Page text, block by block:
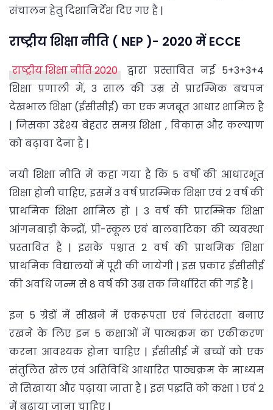
संचालन हेतु दिशानिर्देश दिए गए हैं |
राष्ट्रीय शिक्षा नीति ( NEP )- 2020 में ECCE
राष्ट्रीय शिक्षा नीति 2020
द्वारा प्रस्तावित नई 5+3+3+4
शिक्षा प्रणाली में, 3 साल की उम्र से प्रारम्भिक बचपन
देखभाल शिक्षा (ईसीसीई) का एक मजबूत आधार शामिल है
| जिसका उद्देश्य बेहतर समग्र शिक्षा , विकास और कल्याण
को बढ़ावा देना है |
नयी शिक्षा नीति में कहा गया है कि 5 वर्षों की आधारभूत
शिक्षा होनी चाहिए, इसमें 3 वर्ष प्रारम्भिक शिक्षा एवं 2 वर्ष की
प्राथमिक शिक्षा शामिल हो | 3 वर्ष की प्रारम्भिक शिक्षा
आंगनबाड़ी केन्द्रों, प्री-स्कूल एवं बालवाटिका की व्यवस्था
प्रस्तावित है | इसके पश्चात 2 वर्ष की प्राथमिक शिक्षा
प्राथमिक विद्यालयों में पूरी की जायेगी | इस प्रकार ईसीसीई
की अवधि जन्म से 8 वर्ष की उम्र तक निर्धारित की गई है |
इन 5 ग्रेडों में सीखने में एकरूपता एवं निरंतरता बनाए
रखने के लिए इन 5 कक्षाओं में पाठ्यक्रम का एकीकरण
करना आवश्यक होना चाहिए | ईसीसीई में बच्चों को एक
संतुलित खेल एवं अतिविधि आधारित पाठ्यक्रम के माध्यम
से सिखाया और पढ़ाया जाता है | इस पद्धति को कक्षा 1 एवं 2
में बढ़ाया जाना चाहिए |